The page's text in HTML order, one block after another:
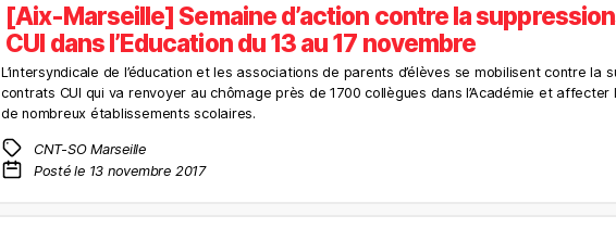
[Aix-Marseille] Semaine d’action contre la
CUI dans l’Education du 13 au 17 novembre
L’intersyndicale de l’éducation et les associations de parents d’élèves se mobilisent contre la
contrats CUI qui va renvoyer au chômage près de 1700 collègues dans l’Académie et
de nombreux établissements scolaires.
CNT-SO Marseille
Posté le 13 novembre 2017